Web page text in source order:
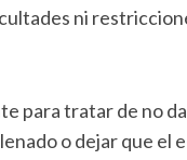
ni
para tratar de no
o dejar que el